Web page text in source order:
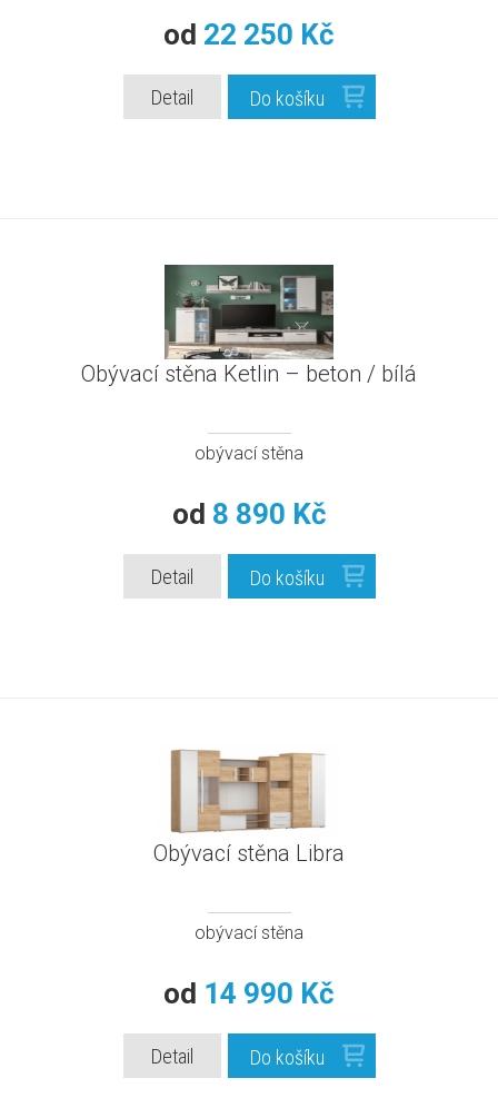
od 22 250 Kč
Detail Do košíku
Obývací stěna Ketlin – beton / bílá
obývací stěna
od 8 890 Kč
Detail Do košíku
Obývací stěna Libra
obývací stěna
od 14 990 Kč
Detail Do košíku